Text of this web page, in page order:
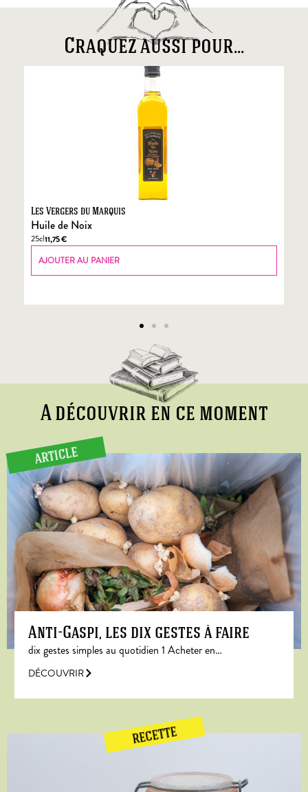
Craquez aussi pour...
Les Vergers du Marquis
Huile de Noix
25cl11,75€
AJOUTER AU PANIER
A découvrir en ce moment
ARTICLE
Anti-Gaspi, les dix gestes à faire
dix gestes simples au quotidien 1 Acheter en…
DÉCOUVRIR
RECETTE